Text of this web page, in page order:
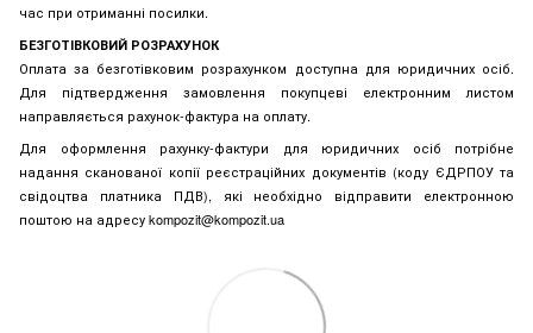
час при отриманні посилки.
БЕЗГОТІВКОВИЙ РОЗРАХУНОК
Оплата за безготівковим розрахунком доступна для юридичних осіб.
Для підтвердження замовлення покупцеві електронним листом
направляється рахунок-фактура на оплату.
Для оформлення рахунку-фактури для юридичних осіб потрібне
надання сканованої копії реєстраційних документів (коду ЄДРПОУ та
свідоцтва платника ПДВ), які необхідно відправити електронною
поштою на адресу kompozit@kompozit.ua